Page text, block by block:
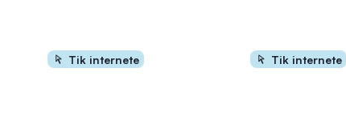
Tik internete Tik internete